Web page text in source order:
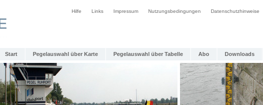
Hilfe Links Impressum Nutzungsbedingungen Datenschutzhinweise
Start Pegelauswahl über Karte Pegelauswahl über Tabelle Abo Downloads